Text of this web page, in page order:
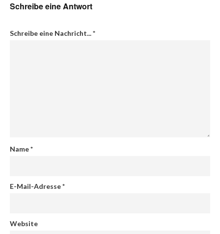
Schreibe eine Antwort
Schreibe eine Nachricht...*
Name*
E-Mail-Adresse*
Website